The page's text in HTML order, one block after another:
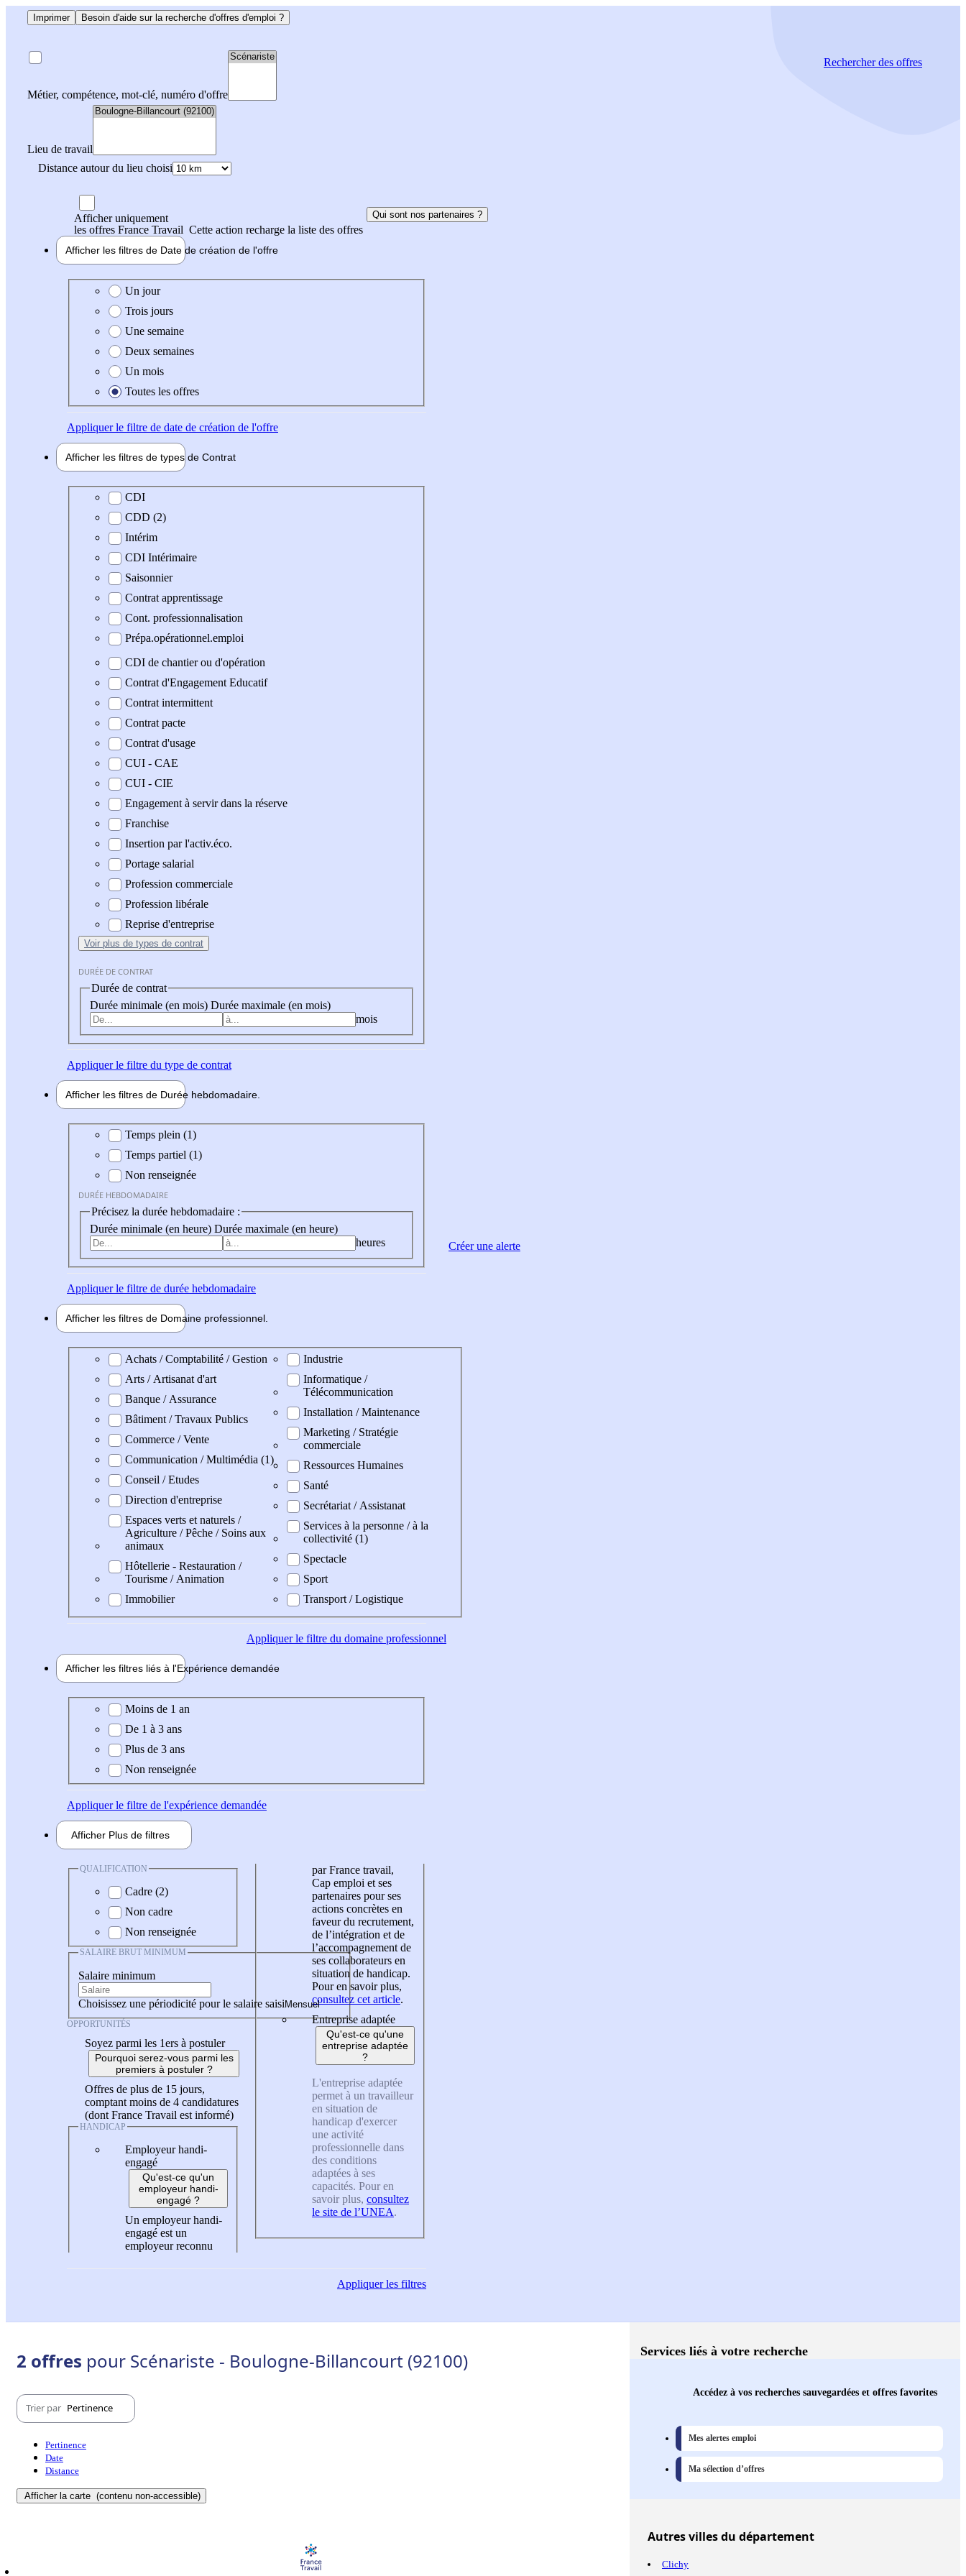
Imprimer Besoin d'aide sur la recherche d'offres d'emploi ?
Métier, compétence, mot-clé, numéro d'offre
Lieu de travail
Distance autour du lieu choisi
Rechercherdes offres
Afficher uniquement
les offres France Travail Cette action recharge la liste des offres
Qui sont nos partenaires ?
Afficher les filtres de Date de création de l'offre
Date de création de l'offre
Un jour
Trois jours
Une semaine
Deux semaines
Un mois
Toutes les offres
Appliquerle filtre de date de création de l'offre
Afficher les filtres de types de Contrat
Type de contrat
CDI
CDD (2)
Intérim
CDI Intérimaire
Saisonnier
Contrat apprentissage
Cont. professionnalisation
Prépa.opérationnel.emploi
CDI de chantier ou d'opération
Contrat d'Engagement Educatif
Contrat intermittent
Contrat pacte
Contrat d'usage
CUI - CAE
CUI - CIE
Engagement à servir dans la réserve
Franchise
Insertion par l'activ.éco.
Portage salarial
Profession commerciale
Profession libérale
Reprise d'entreprise
Voir plus de types de contrat
DURÉE DE CONTRAT
Durée de contrat
Durée minimale (en mois) Durée maximale (en mois)
mois
Appliquerle filtre du type de contrat
Afficher les filtres de Durée hebdomadaire
Durée hebdomadaire
Temps plein (1)
Temps partiel (1)
Non renseignée
DURÉE HEBDOMADAIRE
Précisez la durée hebdomadaire :
Durée minimale (en heure) Durée maximale (en heure)
heures
Appliquerle filtre de durée hebdomadaire
Afficher les filtres de Domaine professionnel
Domaine professionel
Achats / Comptabilité / Gestion
Arts / Artisanat d'art
Banque / Assurance
Bâtiment / Travaux Publics
Commerce / Vente
Communication / Multimédia (1)
Conseil / Etudes
Direction d'entreprise
Espaces verts et naturels /
Agriculture / Pêche / Soins aux
animaux
Hôtellerie - Restauration /
Tourisme / Animation
Immobilier
Industrie
Informatique /
Télécommunication
Installation / Maintenance
Marketing / Stratégie
commerciale
Ressources Humaines
Santé
Secrétariat / Assistanat
Services à la personne / à la
collectivité (1)
Spectacle
Sport
Transport / Logistique
Appliquerle filtre du domaine professionnel
Afficher les filtres liés à l'Expérience demandée
Expérience demandée
Moins de 1 an
De 1 à 3 ans
Plus de 3 ans
Non renseignée
Appliquerle filtre de l'expérience demandée
Afficher Plus de filtres
QUALIFICATION
Cadre (2)
Non cadre
Non renseignée
SALAIRE BRUT MINIMUM
Salaire minimum
Choisissez une périodicité pour le salaire saisi
OPPORTUNITÉS
Soyez parmi les 1ers à postuler
Pourquoi serez-vous parmi les
premiers à postuler ?
Offres de plus de 15 jours,
comptant moins de 4 candidatures
(dont France Travail est informé)
HANDICAP
Employeur handi-
engagé
Qu'est-ce qu'un
employeur handi-
engagé ?
Un employeur handi-
engagé est un
employeur reconnu
par France travail,
Cap emploi et ses
partenaires pour ses
actions concrètes en
faveur du recrutement,
de l’intégration et de
l’accompagnement de
ses collaborateurs en
situation de handicap.
Pour en savoir plus,
consultez cet article.
Entreprise adaptée
Qu'est-ce qu'une
entreprise adaptée
?
L'entreprise adaptée
permet à un travailleur
en situation de
handicap d'exercer
une activité
professionnelle dans
des conditions
adaptées à ses
capacités. Pour en
savoir plus, consultez
le site de l’UNEA.
Appliquerles filtres
Créer une alerte
2 offres pour Scénariste - Boulogne-Billancourt (92100)
Trier par Pertinence
Pertinence
Date
Distance
Afficher la carte (contenu non-accessible)
Services liés à votre recherche
Accédez à vos recherches sauvegardées et offres favorites
Mes alertes emploi
Ma sélection d’offres
Autresvillesdu département
Clichy